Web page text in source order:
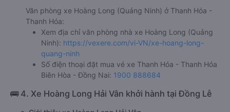
Văn phòng xe Hoàng Long (Quảng Ninh) ở Thanh Hóa -
Thanh Hóa:
Xem địa chỉ văn phòng nhà xe Hoàng Long (Quảng
Ninh): https://vexere.com/vi-VN/xe-hoang-long-
quang-ninh
Số điện thoại đặt mua vé xe Thanh Hóa - Thanh Hóa
Biên Hòa - Đồng Nai: 1900 888684
🚌 4. Xe Hoàng Long Hải Vân khởi hành tại Đồng Lễ